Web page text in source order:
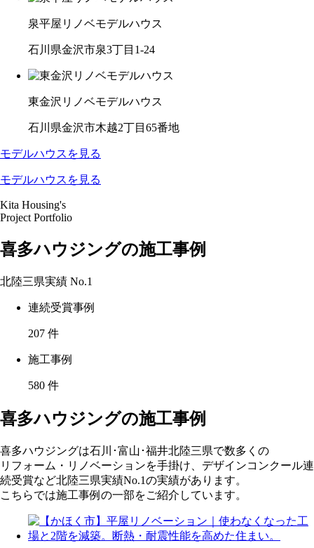
泉平屋リノベモデルハウス
石川県金沢市泉3丁目1-24
東金沢リノベモデルハウス
石川県金沢市木越2丁目65番地
モデルハウスを見る
モデルハウスを見る
Kita Housing's
Project Portfolio
喜多ハウジングの施工事例
北陸三県実績 No.1
連続受賞事例
207 件
施工事例
580 件
喜多ハウジングの施工事例
喜多ハウジングは石川･富山･福井北陸三県で数多くの
リフォーム・リノベーションを手掛け、デザインコンクール連
続受賞など北陸三県実績No.1の実績があります。
こちらでは施工事例の一部をご紹介しています。